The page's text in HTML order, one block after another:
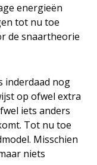
energieën
tot nu toe
de snaartheorie
inderdaad nog
op ofwel extra
iets anders
Tot nu toe
Misschien
niets